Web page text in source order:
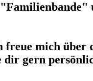
mich über
dir gern